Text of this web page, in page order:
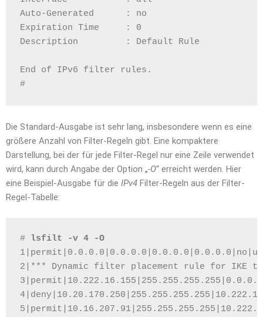
Auto-Generated      : no
Expiration Time     : 0
Description         : Default Rule
End of IPv6 filter rules.
#
Die Standard-Ausgabe ist sehr lang, insbesondere wenn es eine
größere Anzahl von Filter-Regeln gibt. Eine kompaktere
Darstellung, bei der für jede Filter-Regel nur eine Zeile verwendet
wird, kann durch Angabe der Option „-O“ erreicht werden. Hier
eine Beispiel-Ausgabe für die IPv4 Filter-Regeln aus der Filter-
Regel-Tabelle:
#
lsfilt -v 4 -O
2|*** Dynamic filter placement rule for IKE